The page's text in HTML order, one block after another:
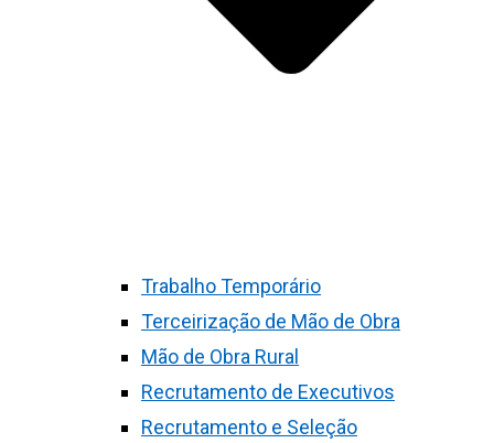
Trabalho Temporário
Terceirização de Mão de Obra
Mão de Obra Rural
Recrutamento de Executivos
Recrutamento e Seleção